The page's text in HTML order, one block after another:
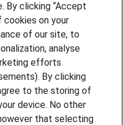
i
rekrutteringen
kollega.
By clicking “Accept
on your
of our site, to
analyse
efforts
By clicking
to the storing of
device. No other
that selecting